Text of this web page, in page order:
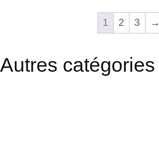
1 2 3 →
Autres catégories